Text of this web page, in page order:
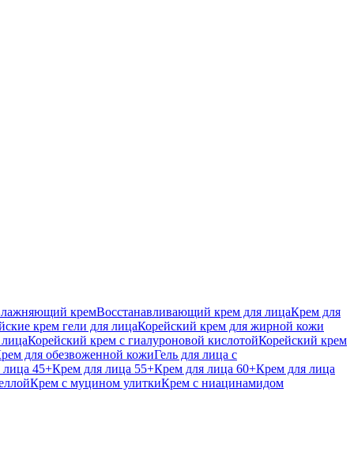
кремВосстанавливающий крем для лицаКрем для
крем гели для лицаКорейский крем для жирной кожи
Корейский крем с гиалуроновой кислотойКорейский крем
для обезвоженной кожиГель для лица с
45+Крем для лица 55+Крем для лица 60+Крем для лица
Крем с муцином улиткиКрем с ниацинамидом